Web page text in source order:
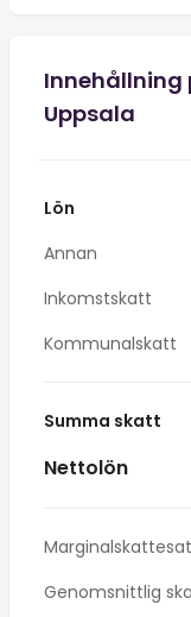
Innehållning
Uppsala
Lön
Annan
Inkomstskatt
Kommunalskatt
Summa skatt
Nettolön
Genomsnittlig